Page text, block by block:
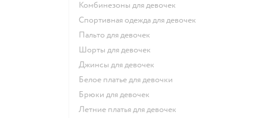
Комбинезоны для девочек
Спортивная одежда для девочек
Пальто для девочек
Шорты для девочек
Джинсы для девочек
Белое платье для девочки
Брюки для девочек
Летние платья для девочек